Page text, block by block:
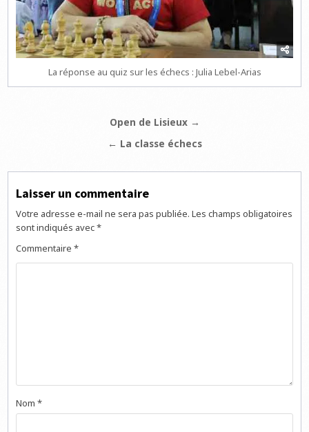
La réponse au quiz sur les échecs : Julia Lebel-Arias
Open de Lisieux →
← La classe échecs
Laisser un commentaire
Votre adresse e-mail ne sera pas publiée. Les champs obligatoires
sont indiqués avec*
Commentaire*
Nom*